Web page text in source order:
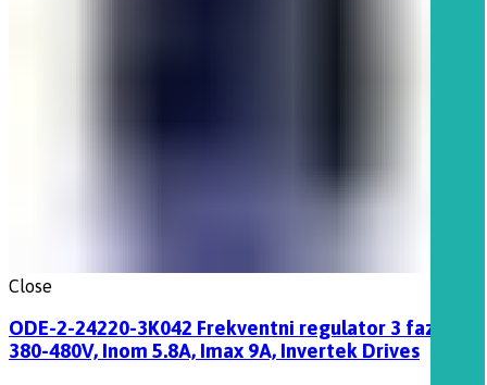
Close
ODE-2-24220-3K042 Frekventni regulator 3 fazni
380-480V, Inom 5.8A, Imax 9A, Invertek Drives